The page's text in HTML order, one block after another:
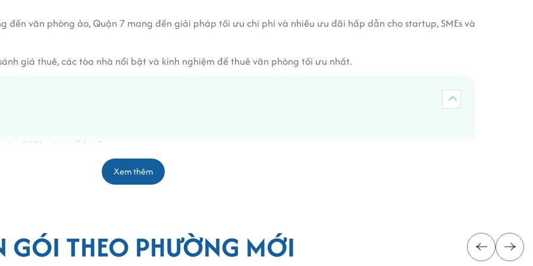
đến văn phòng ảo, Quận 7 mang đến giải pháp tối ưu chi phí và nhiều ưu đãi hấp dẫn cho startup, SMEs và
giá thuê, các tòa nhà nổi bật và kinh nghiệm để thuê văn phòng tối ưu nhất.
2026 có gì nổi bật?
7 theo số lượng nhân viên
trọn gói tại Quận 7?
tại Quận 7?
Xem thêm
GÓI THEO PHƯỜNG MỚI